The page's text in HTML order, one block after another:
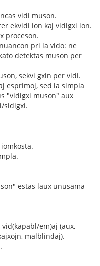
vidi muson.
ekvidi ion kaj vidigxi ion.
proceson.
pri la vido: ne
detektas muson per
sekvi gxin per vidi.
esprimoj, sed la simpla
"vidigxi muson" aux
sidigxi.
estas laux unusama
em)aj (aux,
malblindaj).